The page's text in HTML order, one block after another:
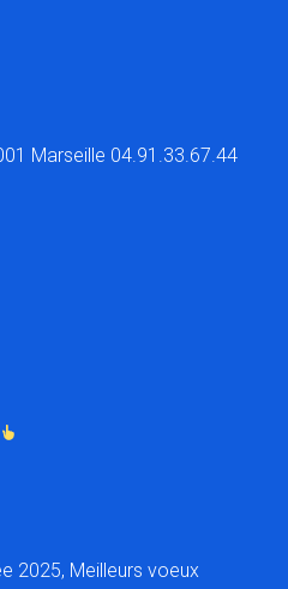
Marseille 04.91.33.67.44
2025, Meilleurs voeux